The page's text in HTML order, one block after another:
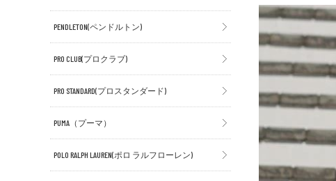
PENDLETON(ペンドルトン)
PRO CLUB(プロクラブ)
PRO STANDARD(プロスタンダード)
PUMA（プーマ）
POLO RALPH LAUREN(ポロ ラルフローレン)